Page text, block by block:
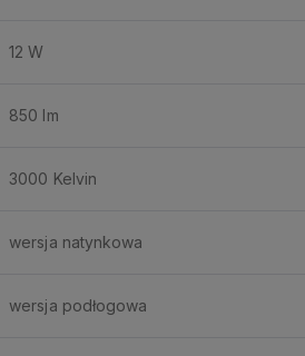
12 W
850 lm
3000 Kelvin
wersja natynkowa
wersja podłogowa